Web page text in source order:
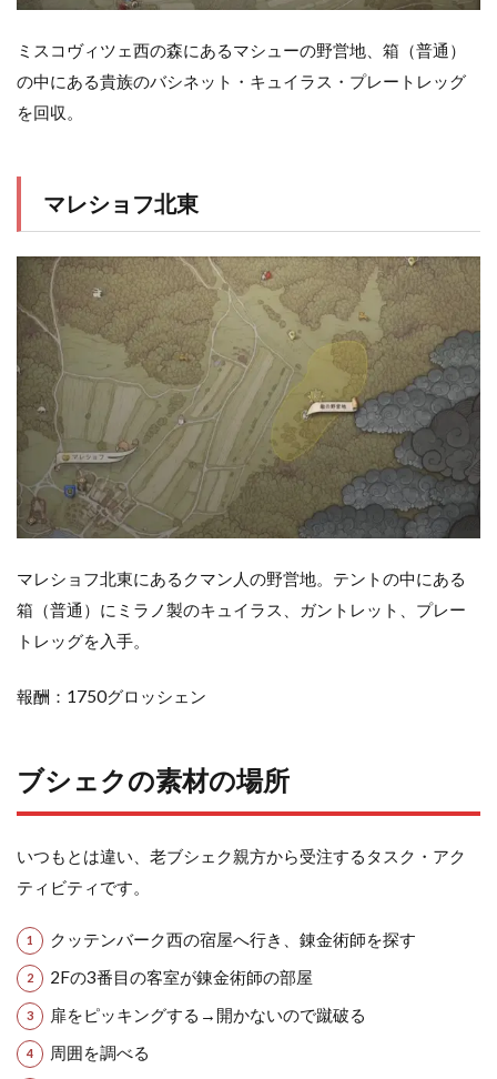
ミスコヴィツェ西の森にあるマシューの野営地、箱（普通）
の中にある貴族のバシネット・キュイラス・プレートレッグ
を回収。
マレショフ北東
マレショフ北東にあるクマン人の野営地。テントの中にある
箱（普通）にミラノ製のキュイラス、ガントレット、プレー
トレッグを入手。
報酬：1750グロッシェン
ブシェクの素材の場所
いつもとは違い、老ブシェク親方から受注するタスク・アク
ティビティです。
クッテンバーク西の宿屋へ行き、錬金術師を探す
2Fの3番目の客室が錬金術師の部屋
扉をピッキングする→開かないので蹴破る
周囲を調べる